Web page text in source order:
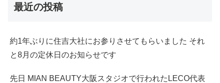
最近の投稿
約1年ぶりに住吉大社にお参りさせてもらいました それ
と8月の定休日のお知らせです
先日 MIAN BEAUTY大阪スタジオで行われたLECO代表